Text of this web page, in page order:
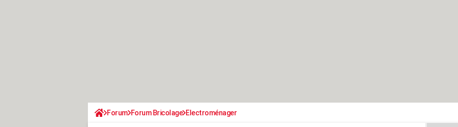
Forum Forum Bricolage Electroménager